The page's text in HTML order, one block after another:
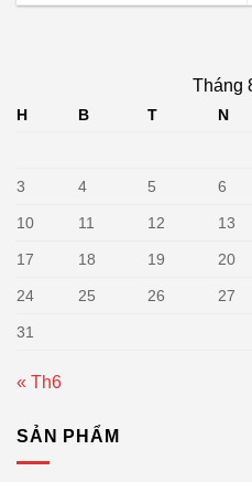
Tháng
H B T N
3 4 5 6
10 11 12 13
17 18 19 20
24 25 26 27
31
« Th6
SẢN PHẨM